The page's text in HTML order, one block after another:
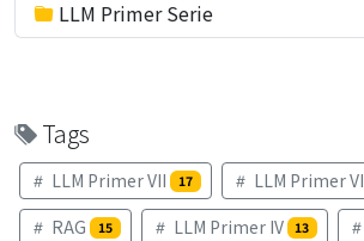
LLM Primer Serie
Tags
LLM Primer VII 17 LLM Primer VI
RAG 15 LLM Primer IV 13